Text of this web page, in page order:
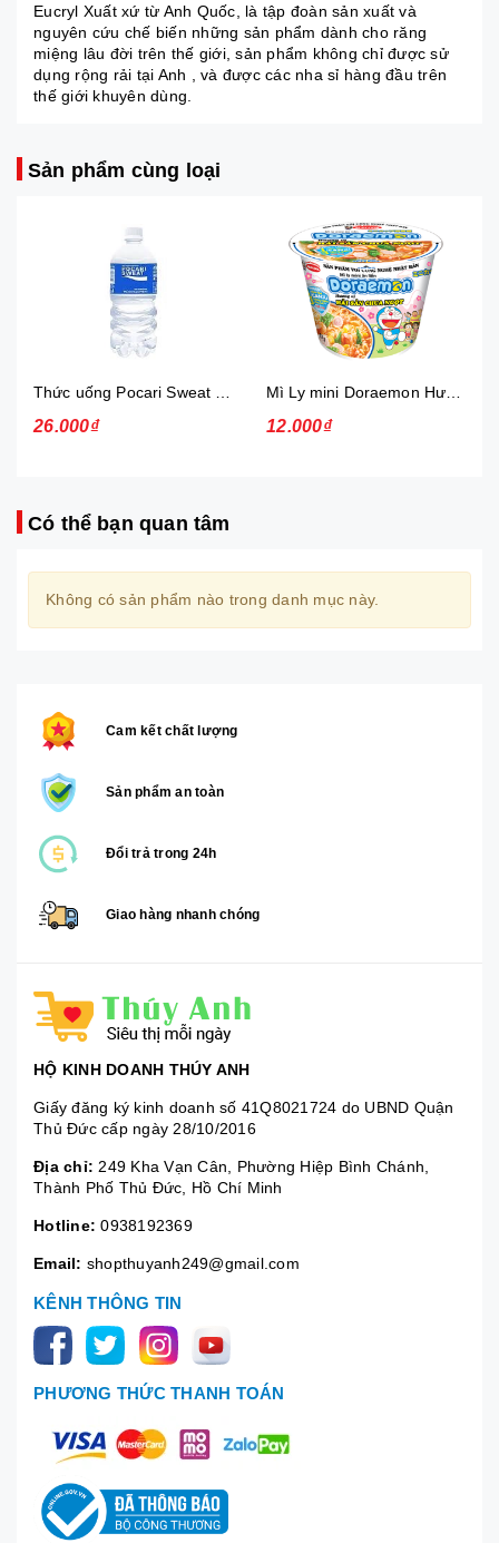
Eucryl Xuất xứ từ Anh Quốc, là tập đoàn sản xuất và
nguyên cứu chế biến những sản phẩm dành cho răng
miệng lâu đời trên thế giới, sản phẩm không chỉ được sử
dụng rộng rải tại Anh , và được các nha sỉ hàng đầu trên
thế giới khuyên dùng.
Sản phẩm cùng loại
26.000₫ 12.000₫
Có thể bạn quan tâm
Không có sản phẩm nào trong danh mục này.
Cam kết chất lượng
Sản phẩm an toàn
Đổi trả trong 24h
Giao hàng nhanh chóng
HỘ KINH DOANH THÚY ANH
Giấy đăng ký kinh doanh số 41Q8021724 do UBND Quận
Thủ Đức cấp ngày 28/10/2016
Địa chỉ: 249 Kha Vạn Cân, Phường Hiệp Bình Chánh,
Thành Phố Thủ Đức, Hồ Chí Minh
Hotline: 0938192369
Email: shopthuyanh249@gmail.com
KÊNH THÔNG TIN
PHƯƠNG THỨC THANH TOÁN